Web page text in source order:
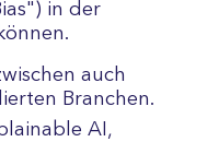
in der
auch
Branchen.
AI,